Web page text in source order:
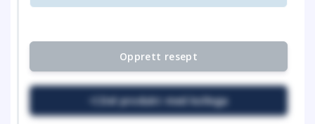
Opprett resept
Del produkt med kollega